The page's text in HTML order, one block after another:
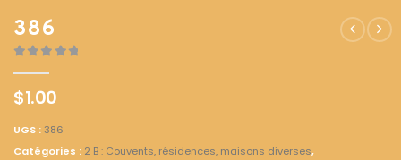
386
$1.00
UGS : 386
Catégories : 2 B : Couvents, résidences, maisons diverses,